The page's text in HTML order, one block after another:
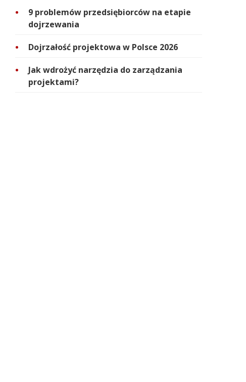
9 problemów przedsiębiorców na etapie
dojrzewania
Dojrzałość projektowa w Polsce 2026
Jak wdrożyć narzędzia do zarządzania
projektami?